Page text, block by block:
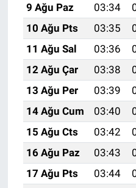
9 Ağu Paz
03:34
10 Ağu Pts
03:35
11 Ağu Sal
03:36
12 Ağu Çar
03:38
13 Ağu Per
03:39
14 Ağu Cum
03:40
15 Ağu Cts
03:42
16 Ağu Paz
03:43
17 Ağu Pts
03:44